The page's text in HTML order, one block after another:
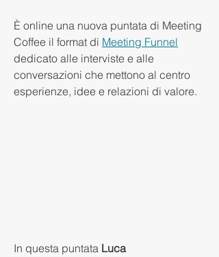
È online una nuova puntata di Meeting
Coffee il format di Meeting Funnel
dedicato alle interviste e alle
conversazioni che mettono al centro
esperienze, idee e relazioni di valore.
In questa puntata Luca